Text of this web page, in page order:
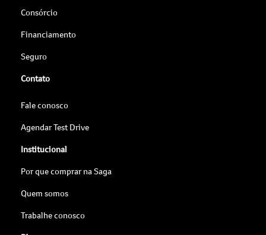
Consórcio
Financiamento
Seguro
Contato
Fale conosco
Agendar Test Drive
Institucional
Por que comprar na Saga
Quem somos
Trabalhe conosco